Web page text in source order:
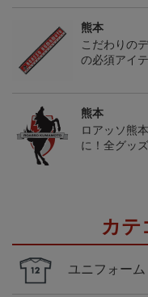
熊本
こだわりの
の必須アイテ
熊本
ロアッソ熊
に！全グッ
カテ
ユニフォーム